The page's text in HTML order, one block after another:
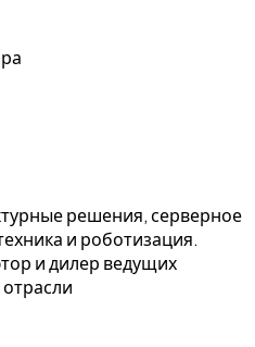
решения, серверное
и роботизация.
и дилер ведущих